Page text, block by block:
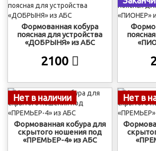
Формованная кобура
поясная для устройства
«ДОБРЫНЯ» из АБС
2100
Нет в наличии
Формованная кобура для
скрытого ношения под
«ПРЕМЬЕР-4» из АБС
Нет в